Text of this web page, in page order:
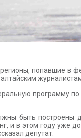
регионы, попавшие в
программу
быть построены
и в этом году уже
депутат.